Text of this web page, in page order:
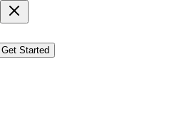
Get Started